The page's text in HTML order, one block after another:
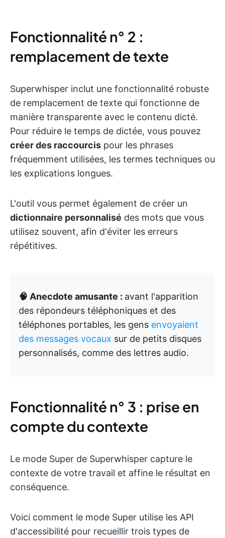
Fonctionnalité n° 2 :
remplacement de texte
Superwhisper inclut une fonctionnalité robuste
de remplacement de texte qui fonctionne de
manière transparente avec le contenu dicté.
Pour réduire le temps de dictée, vous pouvez
créer des raccourcis pour les phrases
fréquemment utilisées, les termes techniques ou
les explications longues.
L'outil vous permet également de créer un
dictionnaire personnalisé des mots que vous
utilisez souvent, afin d'éviter les erreurs
répétitives.
🧠 Anecdote amusante : avant l'apparition
des répondeurs téléphoniques et des
téléphones portables, les gens envoyaient
des messages vocaux sur de petits disques
personnalisés, comme des lettres audio.
Fonctionnalité n° 3 : prise en
compte du contexte
Le mode Super de Superwhisper capture le
contexte de votre travail et affine le résultat en
conséquence.
Voici comment le mode Super utilise les API
d'accessibilité pour recueillir trois types de